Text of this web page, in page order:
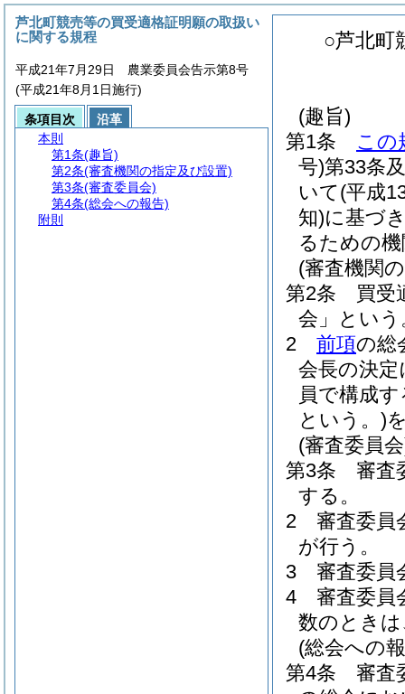
○芦北町
(趣旨)
第1条
この
号)第33条
いて(平成
知)に基づ
るための
(審査機関
第2条
買受
会」という
2
前項の総
会長の決
員で構成
という。)
(審査委員
第3条
審査
する。
2
審査委員
が行う。
3
審査委員
4
審査委員
数のとき
(総会への
第4条
審査
芦北町競売等の買受適格証明願の取扱い
に関する規程
平成21年7月29日 農業委員会告示第8号
(平成21年8月1日施行)
条項目次
沿革
本則
第1条(趣旨)
第2条(審査機関の指定及び設置)
第3条(審査委員会)
第4条(総会への報告)
附則